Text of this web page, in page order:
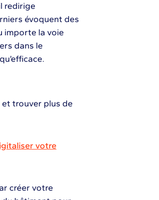
redirige
évoquent des
importe la voie
dans le
et trouver plus de
votre
créer votre